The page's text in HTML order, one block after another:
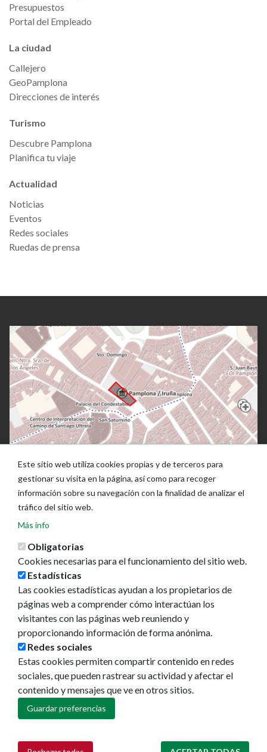
Presupuestos
Portal del Empleado
La ciudad
Callejero
GeoPamplona
Direcciones de interés
Turismo
Descubre Pamplona
Planifica tu viaje
Actualidad
Noticias
Eventos
Redes sociales
Ruedas de prensa
Ayuntamiento de Pamplona
Plaza Consistorial, s/n
31001 - Pamplona
948 420 100
pamplona@pamplona.es
Footer
menu
Aviso legal
Política de cookies
Política de privacidad
Accesibilidad
Este sitio web utiliza cookies propias y de terceros para
gestionar su visita en la página, así como para recoger
información sobre su navegación con la finalidad de analizar el
tráfico del sitio web.
Más info
Obligatorias
Cookies necesarias para el funcionamiento del sitio web.
Estadísticas
Las cookies estadísticas ayudan a los propietarios de
páginas web a comprender cómo interactúan los
visitantes con las páginas web reuniendo y
proporcionando información de forma anónima.
Redes sociales
Estas cookies permiten compartir contenido en redes
sociales, que pueden rastrear su actividad y afectar el
contenido y mensajes que ve en otros sitios.
Guardar preferencias